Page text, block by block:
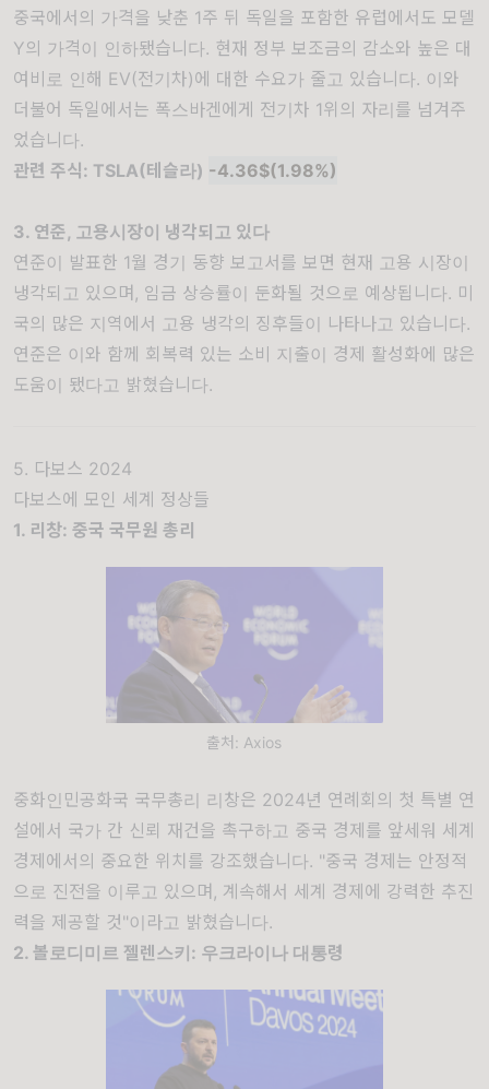
중국에서의 가격을 낮춘 1주 뒤 독일을 포함한 유럽에서도 모델
Y의 가격이 인하됐습니다. 현재 정부 보조금의 감소와 높은 대
여비로 인해 EV(전기차)에 대한 수요가 줄고 있습니다. 이와
더불어 독일에서는 폭스바겐에게 전기차 1위의 자리를 넘겨주
었습니다.
관련 주식: TSLA(테슬라) -4.36$(1.98%)
3. 연준, 고용시장이 냉각되고 있다
연준이 발표한 1월 경기 동향 보고서를 보면 현재 고용 시장이
냉각되고 있으며, 임금 상승률이 둔화될 것으로 예상됩니다. 미
국의 많은 지역에서 고용 냉각의 징후들이 나타나고 있습니다.
연준은 이와 함께 회복력 있는 소비 지출이 경제 활성화에 많은
도움이 됐다고 밝혔습니다.
5. 다보스 2024
다보스에 모인 세계 정상들
1. 리창: 중국 국무원 총리
출처: Axios
중화인민공화국 국무총리 리창은 2024년 연례회의 첫 특별 연
설에서 국가 간 신뢰 재건을 촉구하고 중국 경제를 앞세워 세계
경제에서의 중요한 위치를 강조했습니다. "중국 경제는 안정적
으로 진전을 이루고 있으며, 계속해서 세계 경제에 강력한 추진
력을 제공할 것"이라고 밝혔습니다.
2. 볼로디미르 젤렌스키: 우크라이나 대통령